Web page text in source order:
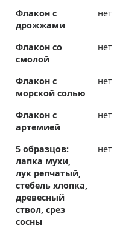
Флакон с
дрожжами
нет
Флакон со
смолой
нет
Флакон с
морской солью
нет
Флакон с
артемией
нет
5 образцов:
лапка мухи,
лук репчатый,
стебель хлопка,
древесный
ствол, срез
сосны
нет